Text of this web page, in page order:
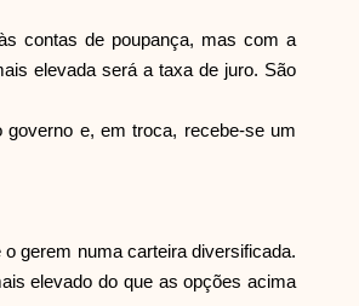
contas de poupança, mas com a
elevada será a taxa de juro. São
e, em troca, recebe-se um
gerem numa carteira diversificada.
elevado do que as opções acima